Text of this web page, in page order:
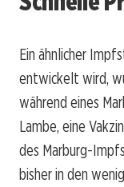
Ein ähnlicher
entwickelt wird,
während eines
Lambe, eine
des Marburg-
bisher in den